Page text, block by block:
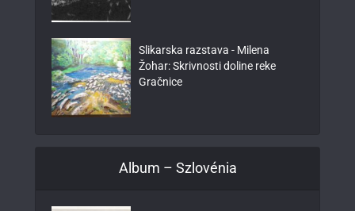
Slikarska razstava - Milena
Žohar: Skrivnosti doline reke
Gračnice
Album – Szlovénia